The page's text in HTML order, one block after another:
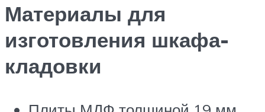
Материалы для
изготовления шкафа-
кладовки